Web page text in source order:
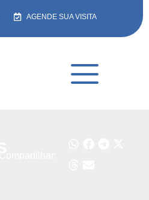
AGENDE SUA VISITA